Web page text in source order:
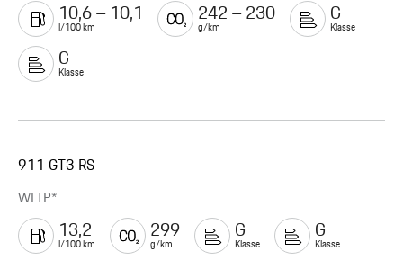
10,6 – 10,1
l/100 km
242 – 230
g/km
G
Klasse
G
Klasse
911 GT3 RS
WLTP*
13,2
l/100 km
299
g/km
G
Klasse
G
Klasse